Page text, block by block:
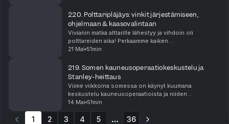
220. Polttaripläjäys: vinkit järjestämiseen,
ohjelmaan & kaasovalintaan
Vivianin matka alttarille lähestyy ja vihdoin oli
polttareiden aika! Perkaamme kaiken
unohtumattomasta viikonlopusta ja sen dramaattisista
morsiammen sekä ka...
21 Mai 51min
219. Somen kauneusoperaatiokeskustelu ja
Stanley-heittaus
Viime viikkoina somessa on käynyt kuumana
keskustelu kauneusoperaatioista ja niiden
ongelmallisuudesta. Keskustelemme siitä ketä varten
niitä tehdään, miten omat ajatuksemme niistä on
kehittynyt vuosi...
14 Mai 51min
1 2 3 4 5 36